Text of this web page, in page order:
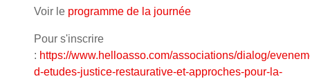
Voir le programme de la journée
Pour s'inscrire
: https://www.helloasso.com/associations/dialog/
d-etudes-justice-restaurative-et-approches-pour-la-